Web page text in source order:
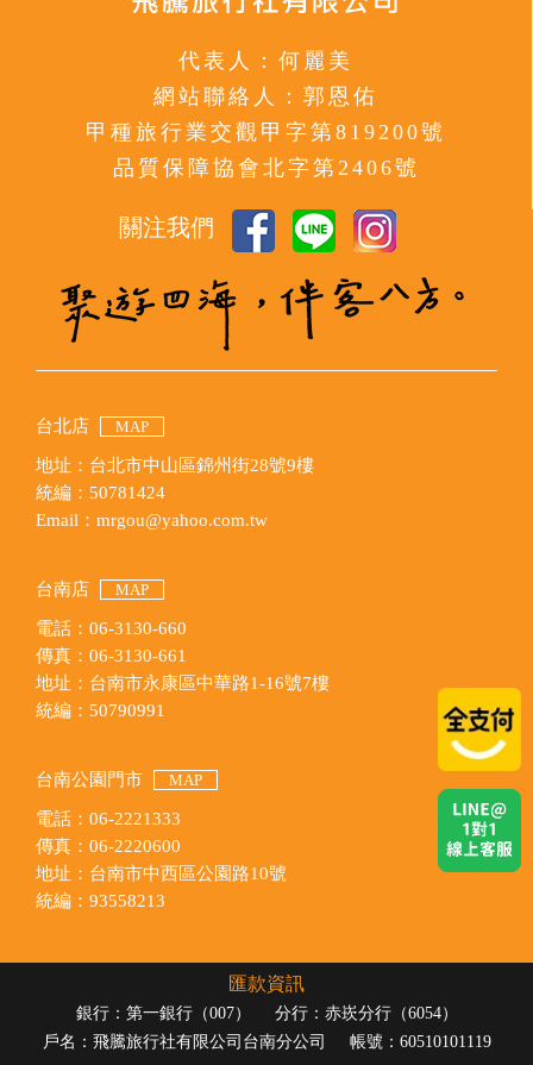
代表人：何麗美
網站聯絡人：郭恩佑
甲種旅行業交觀甲字第819200號
品質保障協會北字第2406號
關注我們
台北店 MAP
地址：台北市中山區錦州街28號9樓
統編：50781424
Email：mrgou@yahoo.com.tw
台南店 MAP
電話：06-3130-660
傳真：06-3130-661
地址：台南市永康區中華路1-16號7樓
統編：50790991
台南公園門市 MAP
電話：06-2221333
傳真：06-2220600
地址：台南市中西區公園路10號
統編：93558213
匯款資訊
銀行：第一銀行（007）
分行：赤崁分行（6054）
戶名：飛騰旅行社有限公司台南分公司
帳號：60510101119